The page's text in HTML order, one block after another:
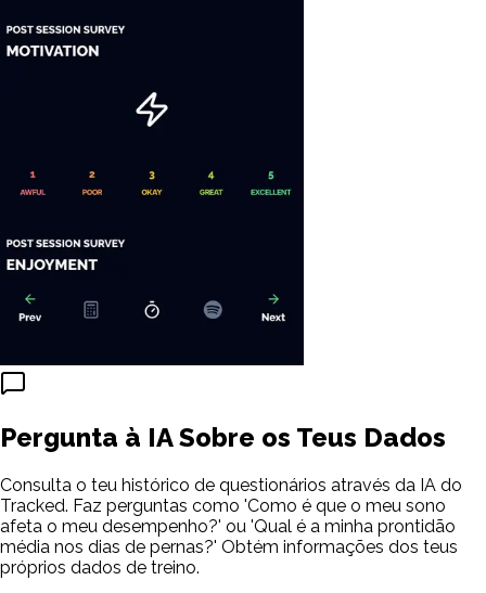
Pergunta à IA Sobre os Teus Dados
Consulta o teu histórico de questionários através da IA do
Tracked. Faz perguntas como 'Como é que o meu sono
afeta o meu desempenho?' ou 'Qual é a minha prontidão
média nos dias de pernas?' Obtém informações dos teus
próprios dados de treino.